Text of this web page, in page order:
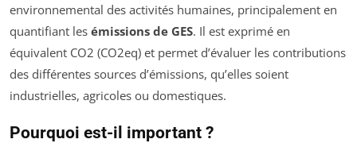
environnemental des activités humaines, principalement en
quantifiant les émissions de GES. Il est exprimé en
équivalent CO2 (CO2eq) et permet d’évaluer les contributions
des différentes sources d’émissions, qu’elles soient
industrielles, agricoles ou domestiques.
Pourquoi est-il important ?